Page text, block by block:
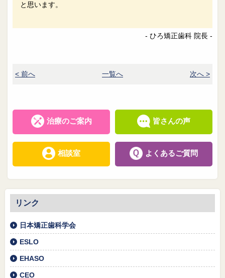
と思います。
- ひろ矯正歯科 院長 -
< 前へ 一覧へ 次へ >
治療のご案内 皆さんの声
相談室 よくあるご質問
リンク
日本矯正歯科学会
ESLO
EHASO
CEO